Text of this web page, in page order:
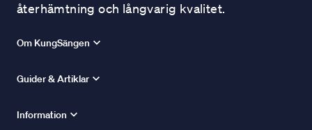
återhämtning och långvarig kvalitet.
Om KungSängen
Guider & Artiklar
Information